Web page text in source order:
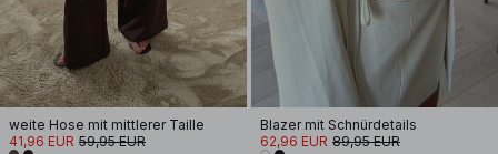
weite Hose mit mittlerer Taille
41,96 EUR 59,95 EUR
Blazer mit Schnürdetails
62,96 EUR 89,95 EUR